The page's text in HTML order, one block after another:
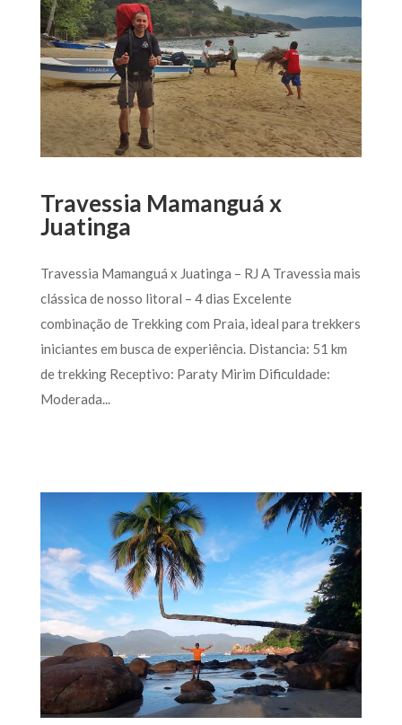
Travessia Mamanguá x
Juatinga
Travessia Mamanguá x Juatinga – RJ A Travessia mais
clássica de nosso litoral – 4 dias Excelente
combinação de Trekking com Praia, ideal para trekkers
iniciantes em busca de experiência. Distancia: 51 km
de trekking Receptivo: Paraty Mirim Dificuldade:
Moderada...